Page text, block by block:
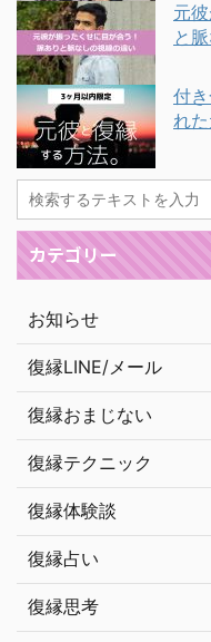
元
と
付
れ
カテゴリー
お知らせ
復縁LINE/メール
復縁おまじない
復縁テクニック
復縁体験談
復縁占い
復縁思考